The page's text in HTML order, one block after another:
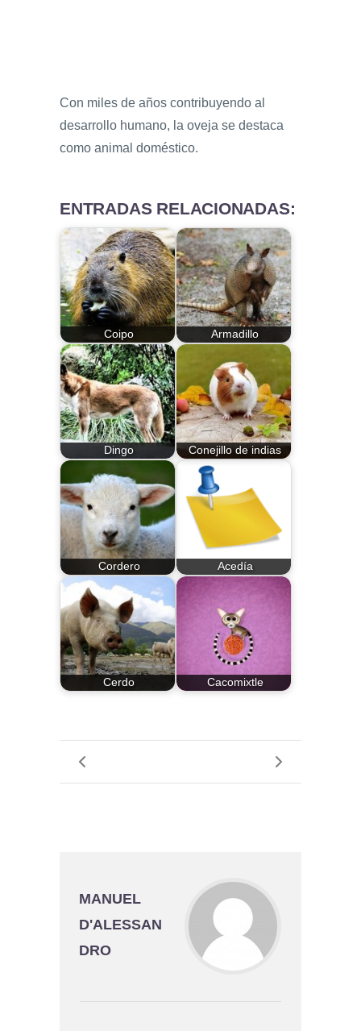
Con miles de años contribuyendo al
desarrollo humano, la oveja se destaca
como animal doméstico.
ENTRADAS RELACIONADAS:
Coipo Armadillo
Dingo Conejillo de indias
Cordero Acedía
Cerdo Cacomixtle
MANUEL
D'ALESSAN
DRO